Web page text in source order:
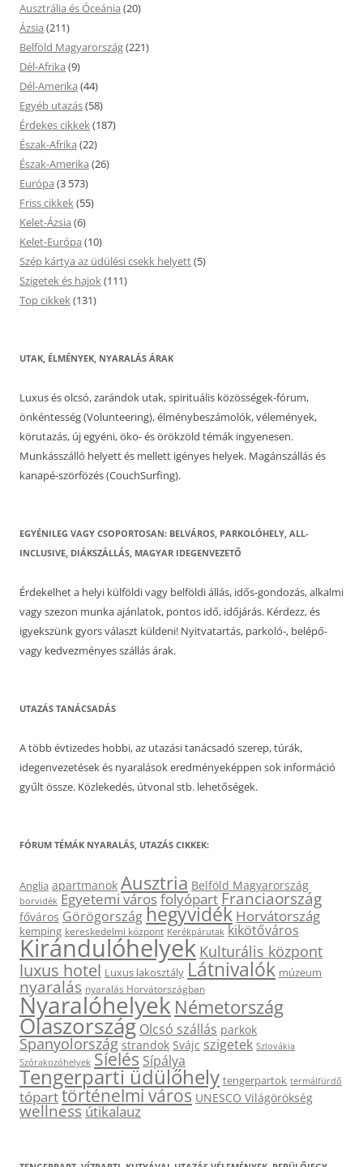
Ausztrália és Óceánia (20)
Ázsia (211)
Belföld Magyarország(221)
Dél-Afrika (9)
Dél-Amerika (44)
Egyéb utazás(58)
Érdekes cikkek(187)
Észak-Afrika (22)
Észak-Amerika (26)
Európa (3 573)
Friss cikkek(55)
Kelet-Ázsia (6)
Kelet-Európa (10)
Szép kártya az üdülési csekk helyett(5)
Szigetek és hajok(111)
Top cikkek(131)
UTAK, ÉLMÉNYEK, NYARALÁS ÁRAK
Luxus és olcsó, zarándok utak, spirituális közösségek-fórum,
önkéntesség (Volunteering), élménybeszámolók, vélemények,
körutazás, új egyéni, öko- és örökzöld témák ingyenesen.
Munkásszálló helyett és mellett igényes helyek. Magánszállás és
kanapé-szörfözés (CouchSurfing).
EGYÉNILEG VAGY CSOPORTOSAN: BELVÁROS, PARKOLÓHELY, ALL-
INCLUSIVE, DIÁKSZÁLLÁS, MAGYAR IDEGENVEZETŐ
Érdekelhet a helyi külföldi vagy belföldi állás, idős-gondozás, alkalmi
vagy szezon munka ajánlatok, pontos idő, időjárás. Kérdezz, és
igyekszünk gyors választ küldeni! Nyitvatartás, parkoló-, belépő-
vagy kedvezményes szállás árak.
UTAZÁS TANÁCSADÁS
A több évtizedes hobbi, az utazási tanácsadó szerep, túrák,
idegenvezetések és nyaralások eredményeképpen sok információ
gyűlt össze. Közlekedés, útvonal stb. lehetőségek.
FÓRUM TÉMÁK NYARALÁS, UTAZÁS CIKKEK:
Anglia apartmanok Ausztria Belföld Magyarország
borvidék Egyetemi városfolyópartFranciaország
főváros Görögországhegyvidék Horvátország
kemping kereskedelmi központ Kerékpárutak kikötőváros
Kirándulóhelyek Kulturális központ
luxus hotel Luxus lakosztály Látnivalók múzeum
nyaralás nyaralás Horvátországban
Nyaralóhelyek Németország
Olaszország Olcsó szállás parkok
Spanyolország strandok Svájc szigetek Szlovákia
Szórakozóhelyek Síelés Sípálya
Tengerparti üdülőhely tengerpartok termálfürdő
tóparttörténelmi város UNESCO Világörökség
wellnessútikalauz